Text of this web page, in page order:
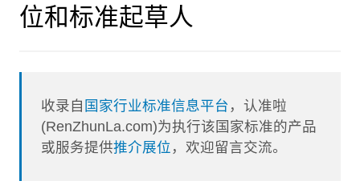
位和标准起草人
收录自 国家行业标准信息平台 ，认准啦
(RenZhunLa.com)为执行该国家标准的产品
或服务提供推介展位 ，欢迎留言交流。